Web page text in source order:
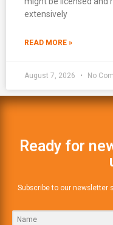
extensively
READ MORE »
August 7, 2026 No
Ready for
Subscribe to our newsletter